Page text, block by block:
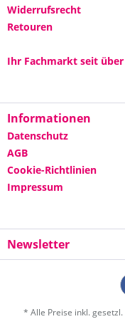
Widerrufsrecht
Retouren
Ihr Fachmarkt seit
Informationen
Datenschutz
AGB
Cookie-Richtlinien
Impressum
Newsletter
* Alle Preise inkl.